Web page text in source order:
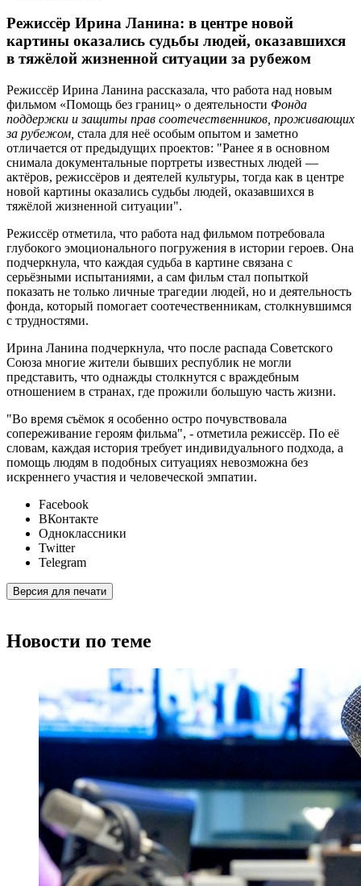
Режиссёр Ирина Ланина: в центре новой
картины оказались судьбы людей, оказавшихся
в тяжёлой жизненной ситуации за рубежом
Режиссёр Ирина Ланина рассказала, что работа над новым
фильмом «Помощь без границ» о деятельности Фонда
поддержки и защиты прав соотечественников, проживающих
за рубежом, стала для неё особым опытом и заметно
отличается от предыдущих проектов: "Ранее я в основном
снимала документальные портреты известных людей —
актёров, режиссёров и деятелей культуры, тогда как в центре
новой картины оказались судьбы людей, оказавшихся в
тяжёлой жизненной ситуации".
Режиссёр отметила, что работа над фильмом потребовала
глубокого эмоционального погружения в истории героев. Она
подчеркнула, что каждая судьба в картине связана с
серьёзными испытаниями, а сам фильм стал попыткой
показать не только личные трагедии людей, но и деятельность
фонда, который помогает соотечественникам, столкнувшимся
с трудностями.
Ирина Ланина подчеркнула, что после распада Советского
Союза многие жители бывших республик не могли
представить, что однажды столкнутся с враждебным
отношением в странах, где прожили большую часть жизни.
"Во время съёмок я особенно остро почувствовала
сопереживание героям фильма", - отметила режиссёр. По её
словам, каждая история требует индивидуального подхода, а
помощь людям в подобных ситуациях невозможна без
искреннего участия и человеческой эмпатии.
Facebook
ВКонтакте
Одноклассники
Twitter
Telegram
Версия для печати
Новости по теме